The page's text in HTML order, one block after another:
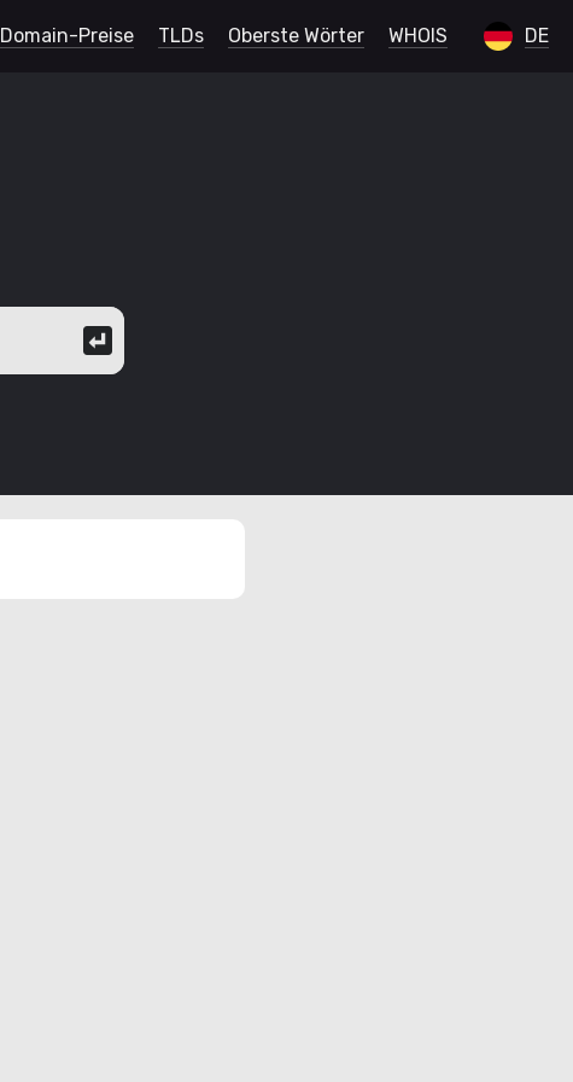
DE
Domain-Preise TLDs Oberste Wörter WHOIS